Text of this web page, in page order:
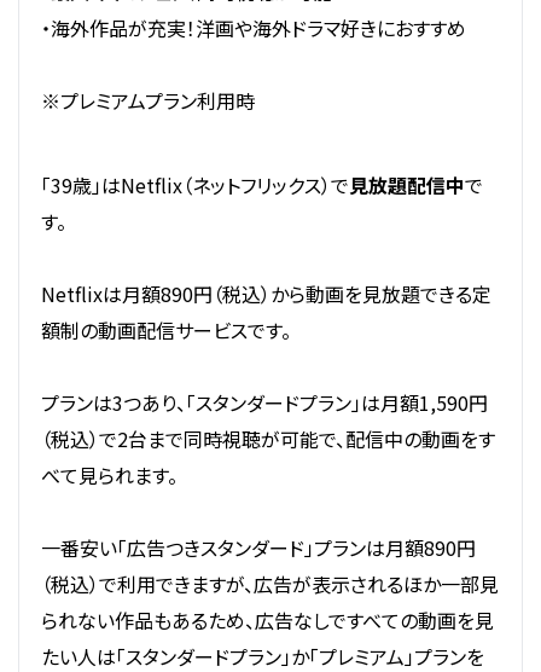
・海外作品が充実！洋画や海外ドラマ好きにおすすめ
※プレミアムプラン利用時
「39歳」はNetflix（ネットフリックス）で見放題配信中で
す。
Netflixは月額890円（税込）から動画を見放題できる定
額制の動画配信サービスです。
プランは3つあり、「スタンダードプラン」は月額1,590円
（税込）で2台まで同時視聴が可能で、配信中の動画をす
べて見られます。
一番安い「広告つきスタンダード」プランは月額890円
（税込）で利用できますが、広告が表示されるほか一部見
られない作品もあるため、広告なしですべての動画を見
たい人は「スタンダードプラン」か「プレミアム」プランを